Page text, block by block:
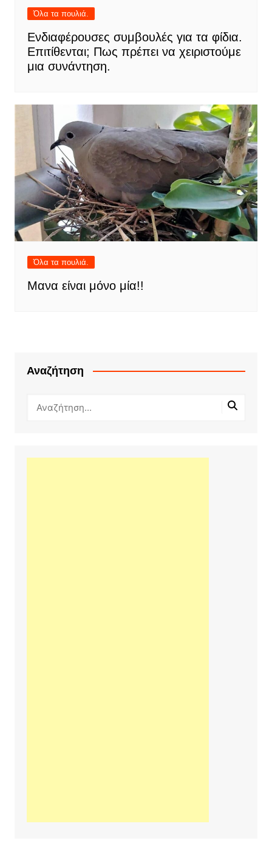
Όλα τα πουλιά.
Ενδιαφέρουσες συμβουλές για τα φίδια.
Επιτίθενται; Πως πρέπει να χειριστούμε
μια συνάντηση.
Όλα τα πουλιά.
Μανα είναι μόνο μία!!
Αναζήτηση